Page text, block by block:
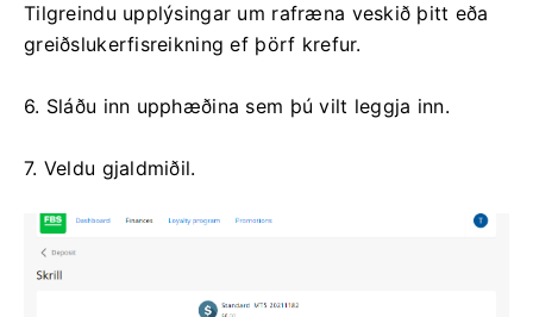
Tilgreindu upplýsingar um rafræna veskið þitt eða
greiðslukerfisreikning ef þörf krefur.
6. Sláðu inn upphæðina sem þú vilt leggja inn.
7. Veldu gjaldmiðil.